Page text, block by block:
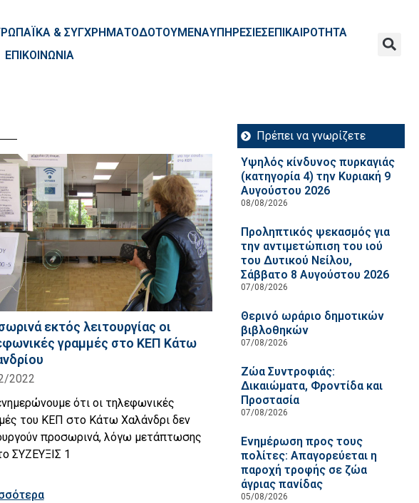
& ΣΥΓΧΡΗΜΑΤΟΔΟΤΟΥΜΕΝΑΥΠΗΡΕΣΙΕΣΕΠΙΚΑΙΡΟΤΗΤΑ
ΕΠΙΚΟΙΝΩΝΙΑ
εκτός λειτουργίας οι
γραμμές στο ΚΕΠ Κάτω
2022
ότι οι τηλεφωνικές
του ΚΕΠ στο Κάτω Χαλάνδρι δεν
προσωρινά, λόγω μετάπτωσης
ΣΥΖΕΥΞΙΣ 1
Πρέπει να γνωρίζετε
Υψηλός κίνδυνος πυρκαγιάς
(κατηγορία 4) την Κυριακή 9
Αυγούστου 2026
08/08/2026
Προληπτικός ψεκασμός για
την αντιμετώπιση του ιού
του Δυτικού Νείλου,
Σάββατο 8 Αυγούστου 2026
07/08/2026
Θερινό ωράριο δημοτικών
βιβλοθηκών
07/08/2026
Ζώα Συντροφιάς:
Δικαιώματα, Φροντίδα και
Προστασία
07/08/2026
Ενημέρωση προς τους
πολίτες: Απαγορεύεται η
παροχή τροφής σε ζώα
άγριας πανίδας
05/08/2026